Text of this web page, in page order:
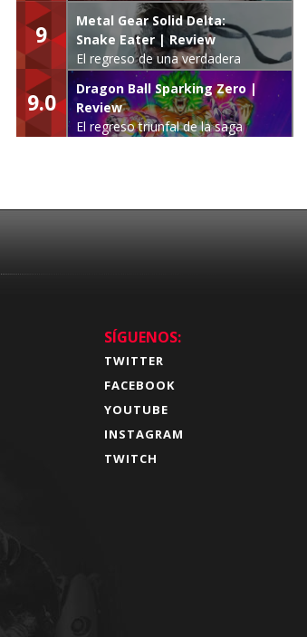
9
Metal Gear Solid Delta:
Snake Eater | Review
El regreso de una verdadera
leyenda
9.0
Dragon Ball Sparking Zero |
Review
El regreso triunfal de la saga
SÍGUENOS:
TWITTER
FACEBOOK
YOUTUBE
INSTAGRAM
TWITCH